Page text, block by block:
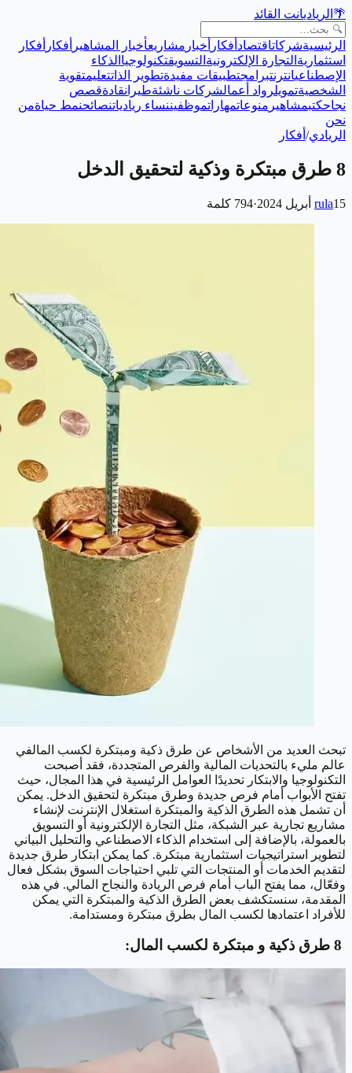
🌴 الرياديانت القائد
الرئيسيةشركاتاقتصاد أفكار أخبار مشاريعأخبار المشاهير أفكار أفكار
استثمارية التجارة الإلكترونية التسويقتكنولوجيا الذكاء
الإصطناعيانترنتبرامجتطبيقات مفيدةتطوير الذاتتعليمتقوية
الشخصيةتمويلرواد أعمالشركات ناشئةطيرانقادةقصص
نجاحكتبمشاهير منوعاتمهاراتموظفيننساء ريادياتنصائحنمط حياةمن
نحن
الريادي/ أفكار
8 طرق مبتكرة وذكية لتحقيق الدخل
rula15 أبريل 2024 ·
794 كلمة
تبحث العديد من الأشخاص عن طرق ذكية ومبتكرة لكسب المالفي
عالم مليء بالتحديات المالية والفرص المتجددة، فقد أصبحت
التكنولوجيا والابتكار تحديدًا العوامل الرئيسية في هذا المجال، حيث
تفتح الأبواب أمام فرص جديدة وطرق مبتكرة لتحقيق الدخل. يمكن
أن تشمل هذه الطرق الذكية والمبتكرة استغلال الإنترنت لإنشاء
مشاريع تجارية عبر الشبكة، مثل التجارة الإلكترونية أو التسويق
بالعمولة، بالإضافة إلى استخدام الذكاء الاصطناعي والتحليل البياني
لتطوير استراتيجيات استثمارية مبتكرة. كما يمكن ابتكار طرق جديدة
لتقديم الخدمات أو المنتجات التي تلبي احتياجات السوق بشكل فعال
وفعّال، مما يفتح الباب أمام فرص الريادة والنجاح المالي. في هذه
المقدمة، سنستكشف بعض الطرق الذكية والمبتكرة التي يمكن
للأفراد اعتمادها لكسب المال بطرق مبتكرة ومستدامة.